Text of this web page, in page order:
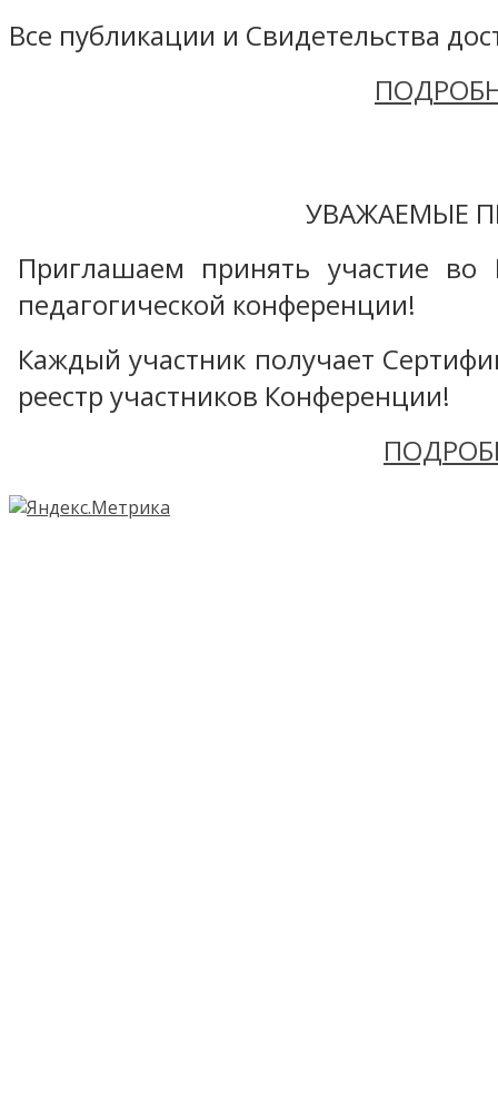
Все публикации и Свидетельства
УВАЖАЕМЫЕ
Приглашаем принять участие во
педагогической конференции!
Каждый участник получает
реестр участников Конференции!